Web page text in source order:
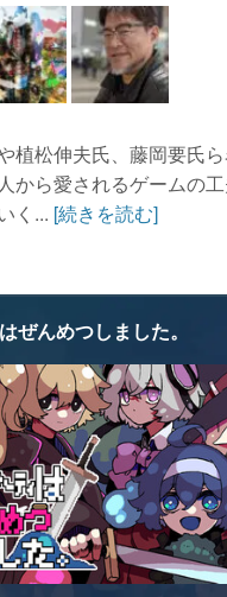
植松伸夫氏、藤岡要氏
から愛されるゲームの
く... [続きを読む]
ぜんめつしました。